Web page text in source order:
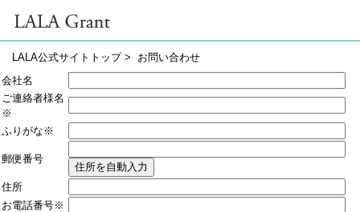
LALA公式サイトトップ> お問い合わせ
会社名
ご連絡者様名
※
ふりがな ※
郵便番号
住所
お電話番号※